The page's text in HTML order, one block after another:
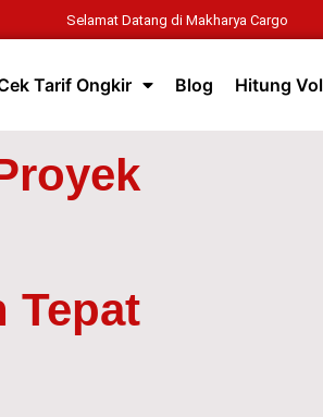
Selamat Datang di Makharya Cargo
Tarif Ongkir Blog Hitung
Tepat